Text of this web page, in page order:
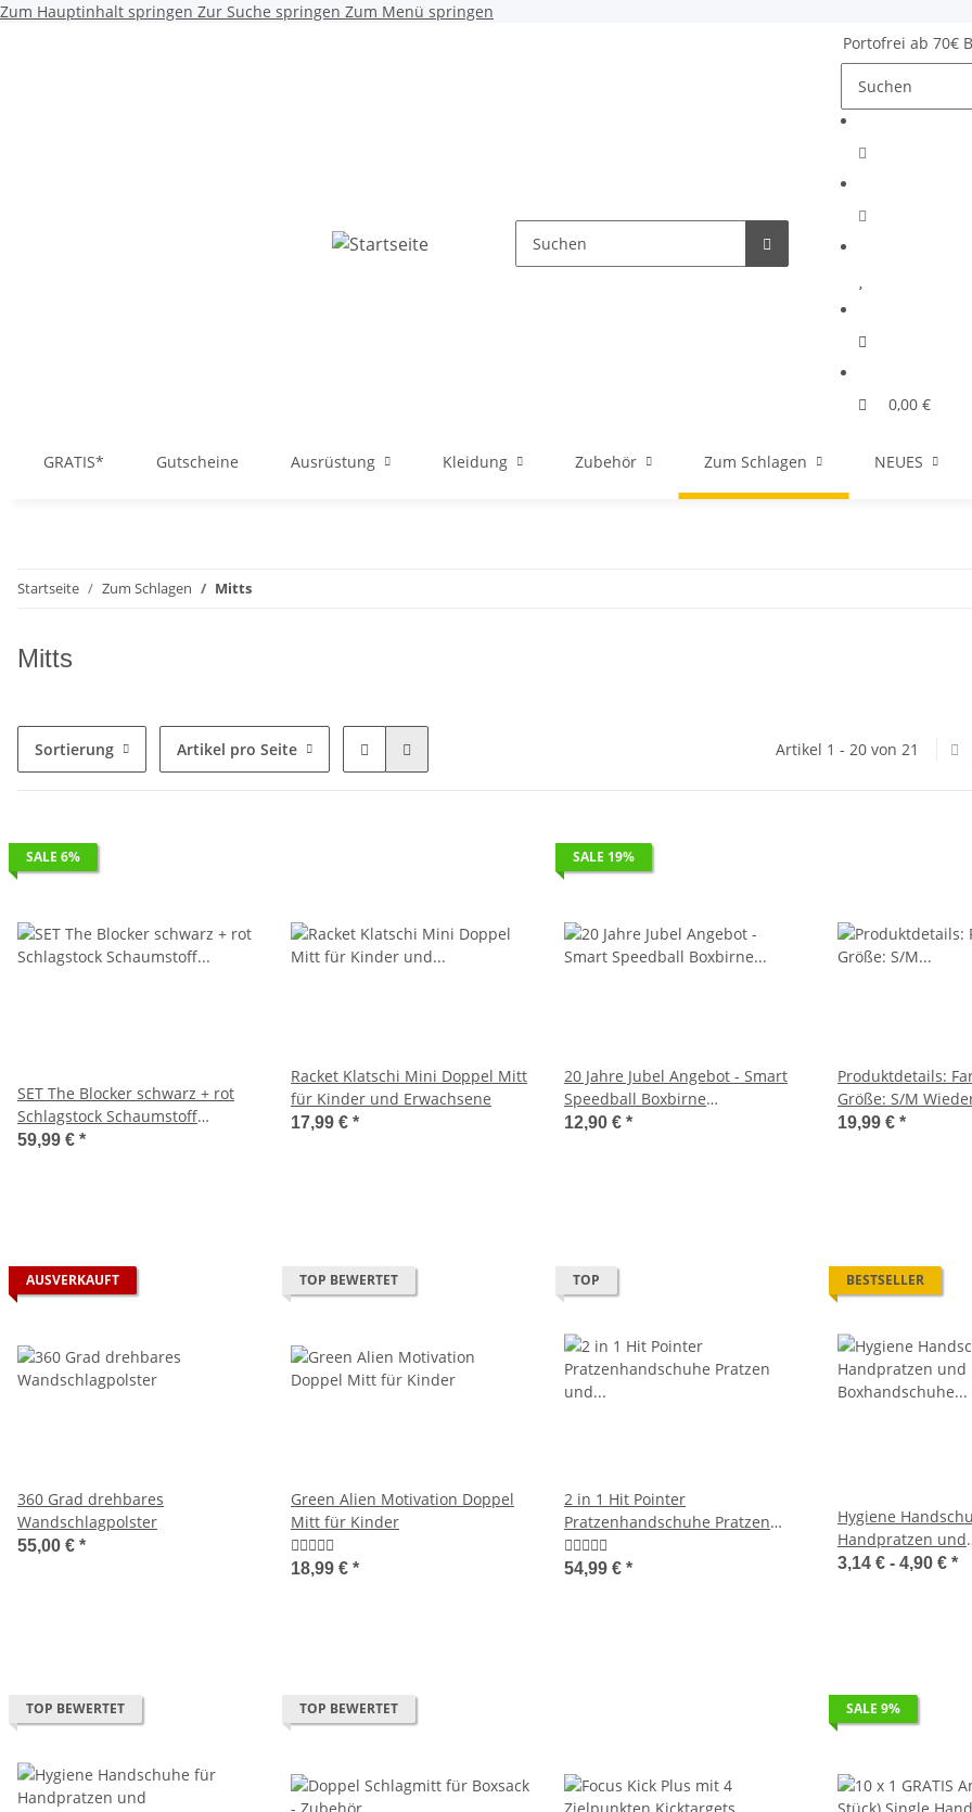
Zum Hauptinhalt springen Zur Suche springen Zum Menü springen
Portofrei ab 70€
0,00 €
GRATIS* Gutscheine Ausrüstung Kleidung Zubehör Zum Schlagen NEUES
Startseite Zum Schlagen Mitts
Mitts
Sortierung Artikel pro Seite Artikel 1 - 20 von 21
SALE 6%
SET The Blocker schwarz + rot
Schlagstock Schaumstoff
Polsterung 65 cm
59,99 € *
Racket Klatschi Mini Doppel Mitt
für Kinder und Erwachsene
17,99 € *
SALE 19%
20 Jahre Jubel Angebot - Smart
Speedball Boxbirne
Punchingball mit Saugnapf
12,90 € *
Produktdetails: Farbe: Weiß
Größe: S/M
(Mehrweg)
Größe Handu
19,99 € *
AUSVERKAUFT
360 Grad drehbares
Wandschlagpolster
55,00 € *
TOP BEWERTET
Green Alien Motivation Doppel
Mitt für Kinder
18,99 € *
TOP
2 in 1 Hit Pointer
Pratzenhandschuhe Pratzen
und Boxhandschuhe im Einem
54,99 € *
BESTSELLER
Hygiene
Handpratzen und
Boxhandschuhe
3,14 € - 4,90 € *
TOP BEWERTET TOP BEWERTET SALE 9%